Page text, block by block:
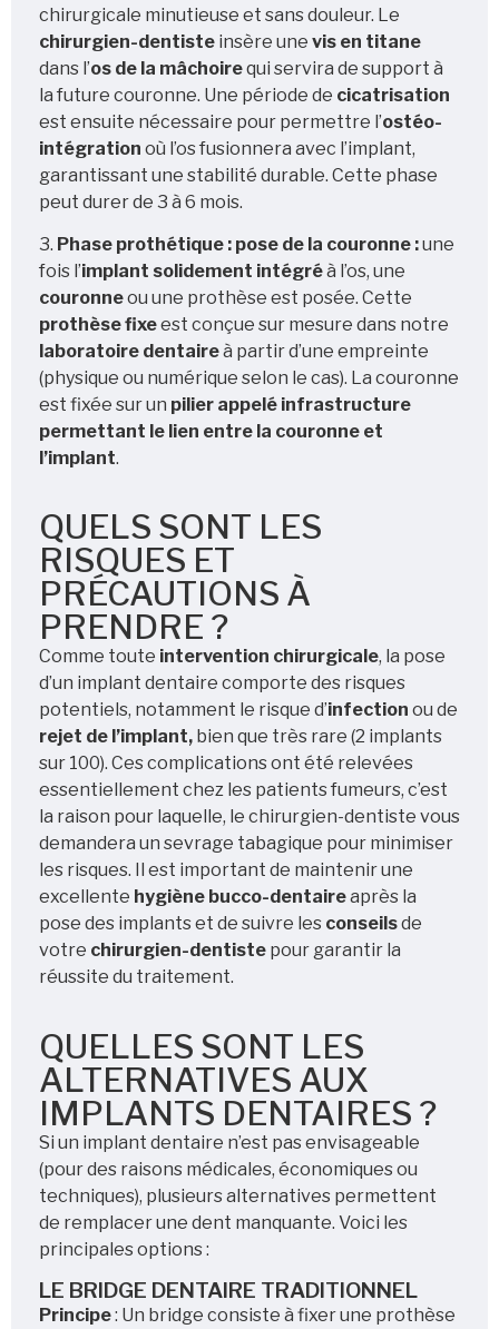
chirurgicale minutieuse et sans douleur. Le
chirurgien-dentiste insère une vis en titane
dans l’os de la mâchoirequi servira de support à
la future couronne. Une période de cicatrisation
est ensuite nécessaire pour permettre l’ostéo-
intégration où l’os fusionnera avec l’implant,
garantissant une stabilité durable. Cette phase
peut durer de 3 à 6 mois.
3. Phase prothétique : pose de la couronne :une
fois l’implant solidement intégréà l’os, une
couronneou une prothèse est posée. Cette
prothèse fixeest conçue sur mesure dans notre
laboratoire dentaireà partir d’une empreinte
(physique ou numérique selon le cas). La couronne
est fixée sur un pilier appelé infrastructure
permettant le lien entre la couronne et
l’implant.
QUELS SONT LES
RISQUES ET
PRÉCAUTIONS À
PRENDRE ?
Comme toute intervention chirurgicale, la pose
d’un implant dentaire comporte des risques
potentiels, notamment le risque d’infection ou de
rejet de l’implant, bien que très rare (2 implants
sur 100). Ces complications ont été relevées
essentiellement chez les patients fumeurs, c’est
la raison pour laquelle, le chirurgien-dentiste vous
demandera un sevrage tabagique pour minimiser
les risques. Il est important de maintenir une
excellente hygiène bucco-dentaireaprès la
pose des implants et de suivre les conseilsde
votre chirurgien-dentiste pour garantir la
réussite du traitement.
QUELLES SONT LES
ALTERNATIVES AUX
IMPLANTS DENTAIRES ?
Si un implant dentaire n’est pas envisageable
(pour des raisons médicales, économiques ou
techniques), plusieurs alternatives permettent
de remplacer une dent manquante. Voici les
principales options :
LE BRIDGE DENTAIRE TRADITIONNEL
Principe: Un bridge consiste à fixer une prothèse